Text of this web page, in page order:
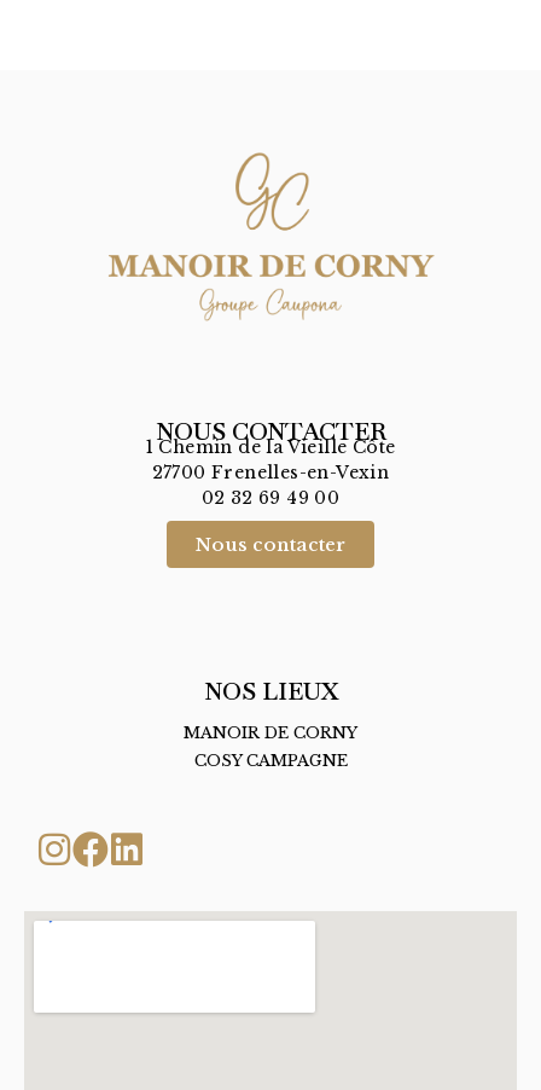
NOUS CONTACTER
1 Chemin de la Vieille Côte
27700 Frenelles-en-Vexin
02 32 69 49 00
Nous contacter
NOS LIEUX
MANOIR DE CORNY
COSY CAMPAGNE